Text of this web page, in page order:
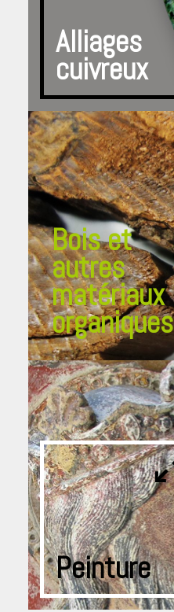
Alliages
cuivreux
Bois et
autres
matériaux
organiques
Peinture